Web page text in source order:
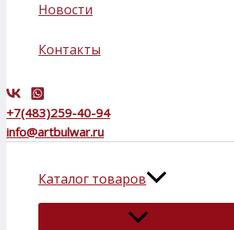
Новости
Контакты
+7(483)259-40-94
info@artbulwar.ru
Каталог товаров